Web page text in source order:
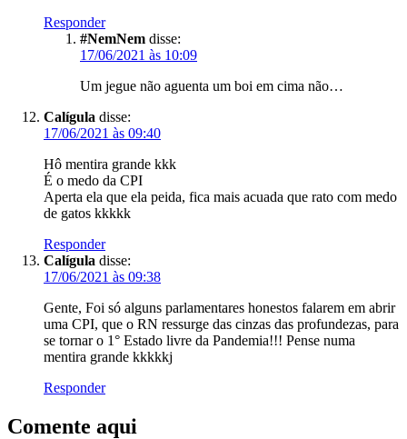
Responder
#NemNem disse:
17/06/2021 às 10:09
Um jegue não aguenta um boi em cima não…
Calígula disse:
17/06/2021 às 09:40
Hô mentira grande kkk
É o medo da CPI
Aperta ela que ela peida, fica mais acuada que rato com medo
de gatos kkkkk
Responder
Calígula disse:
17/06/2021 às 09:38
Gente, Foi só alguns parlamentares honestos falarem em abrir
uma CPI, que o RN ressurge das cinzas das profundezas, para
se tornar o 1° Estado livre da Pandemia!!! Pense numa
mentira grande kkkkkj
Responder
Comente aqui